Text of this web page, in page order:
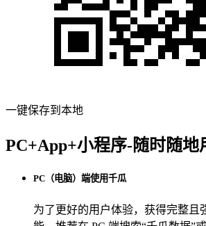
一键保存到本地
PC+App+小程序-随时随地
PC（电脑）端使用千瓜
为了更好的用户体验，获得完整且